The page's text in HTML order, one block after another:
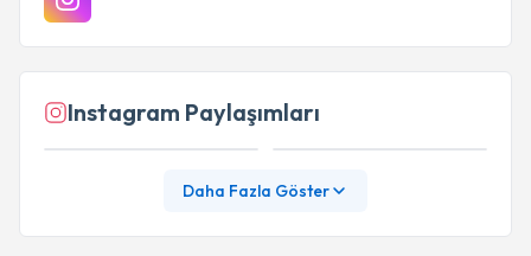
Instagram Paylaşımları
Daha Fazla Göster